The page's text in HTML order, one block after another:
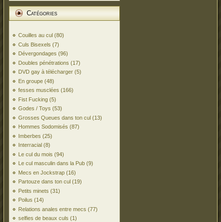
Catégories
Couilles au cul (80)
Culs Bisexels (7)
Dévergondages (96)
Doubles pénétrations (17)
DVD gay à télécharger (5)
En groupe (48)
fesses musclées (166)
Fist Fucking (5)
Godes / Toys (53)
Grosses Queues dans ton cul (13)
Hommes Sodomisés (87)
Imberbes (25)
Interracial (8)
Le cul du mois (94)
Le cul masculin dans la Pub (9)
Mecs en Jockstrap (16)
Partouze dans ton cul (19)
Petits minets (31)
Poilus (14)
Relations anales entre mecs (77)
selfies de beaux culs (1)